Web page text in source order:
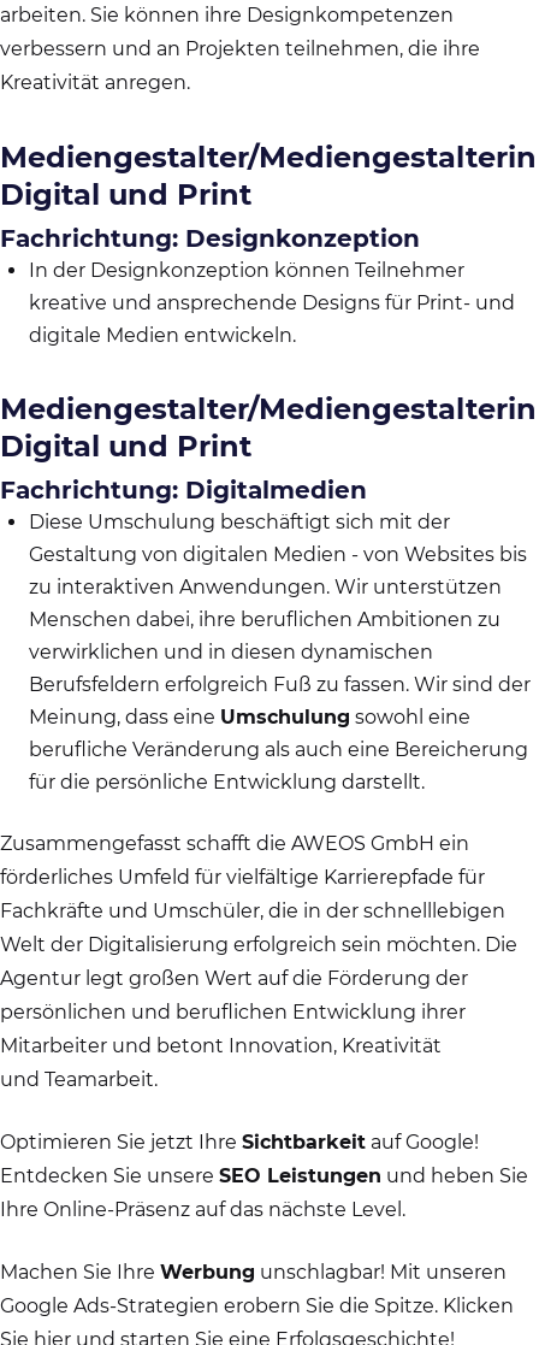
arbeiten. Sie können ihre Designkompetenzen
verbessern und an Projekten teilnehmen, die ihre
Kreativität anregen.
Mediengestalter/Mediengestalterin
Digital und Print
Fachrichtung: Designkonzeption
In der Designkonzeption können Teilnehmer
kreative und ansprechende Designs für Print- und
digitale Medien entwickeln.
Mediengestalter/Mediengestalterin
Digital und Print
Fachrichtung: Digitalmedien
Diese Umschulung beschäftigt sich mit der
Gestaltung von digitalen Medien - von Websites bis
zu interaktiven Anwendungen. Wir unterstützen
Menschen dabei, ihre beruflichen Ambitionen zu
verwirklichen und in diesen dynamischen
Berufsfeldern erfolgreich Fuß zu fassen. Wir sind der
Meinung, dass eine Umschulung sowohl eine
berufliche Veränderung als auch eine Bereicherung
für die persönliche Entwicklung darstellt.
Zusammengefasst schafft die AWEOS GmbH ein
förderliches Umfeld für vielfältige Karrierepfade für
Fachkräfte und Umschüler, die in der schnelllebigen
Welt der Digitalisierung erfolgreich sein möchten. Die
Agentur legt großen Wert auf die Förderung der
persönlichen und beruflichen Entwicklung ihrer
Mitarbeiter und betont Innovation, Kreativität
und Teamarbeit.
Optimieren Sie jetzt Ihre Sichtbarkeit auf Google!
Entdecken Sie unsere SEO Leistungen und heben Sie
Ihre Online-Präsenz auf das nächste Level.
Machen Sie Ihre Werbung unschlagbar! Mit unseren
Google Ads-Strategien erobern Sie die Spitze. Klicken
Sie hier und starten Sie eine Erfolgsgeschichte!